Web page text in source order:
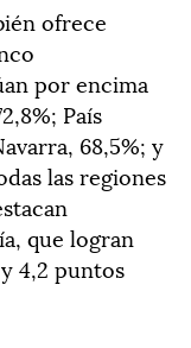
ofrece
por encima
País
68,5%; y
las regiones
que logran
4,2 puntos